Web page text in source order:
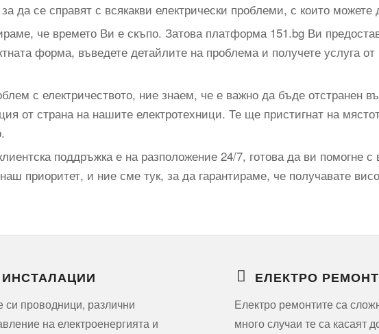
да се справят с всякакви електрически проблеми, с които можете
че времето Ви е скъпо. Затова платформа 151.bg Ви
форма, въведете детайлите на проблема и получете услуга
с електричеството, ние знаем, че е важно да бъде отстранен
от страна на нашите електротехници. Те ще пристигнат на
поддръжка е на разположение 24/7, готова да ви помогне
приоритет, и ние сме тук, за да гарантираме, че получавате
проводници, различни
на електроенергията и
ЕЛЕКТРО
Електро ремонтите са
много случаи те са касаят